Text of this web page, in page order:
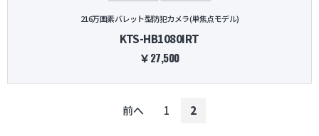
216万画素バレット型防犯カメラ(単焦点モデル)
KTS-HB1080IRT
￥27,500
前へ 1 2